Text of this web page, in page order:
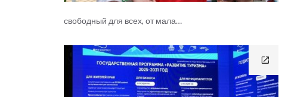
свободный для всех, от мала…